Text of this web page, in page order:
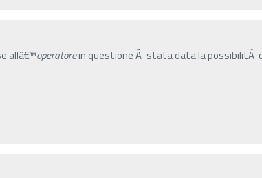
allâ€™operatorein questione Ã¨ stata data la possibilitÃ